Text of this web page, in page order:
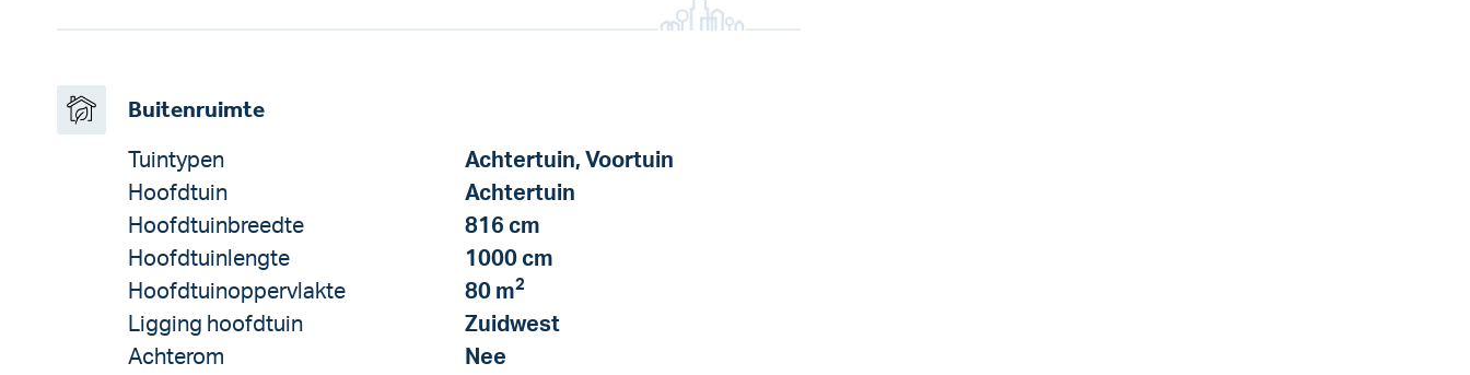
Buitenruimte
Tuintypen
Achtertuin, Voortuin
Hoofdtuin
Achtertuin
Hoofdtuinbreedte
816 cm
Hoofdtuinlengte
1000 cm
Hoofdtuinoppervlakte
80 m2
Ligging hoofdtuin
Zuidwest
Achterom
Nee